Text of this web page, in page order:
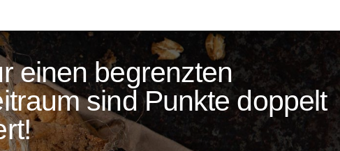
einen begrenzten
sind Punkte doppelt